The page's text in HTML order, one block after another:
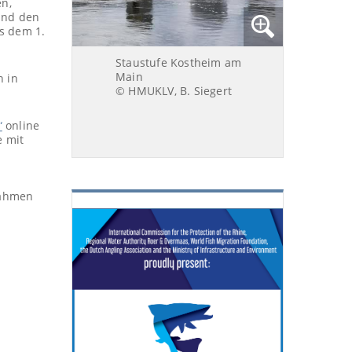
den
dem 1.
in
online
mit
Staustufe Kostheim am
Main
© HMUKLV, B. Siegert